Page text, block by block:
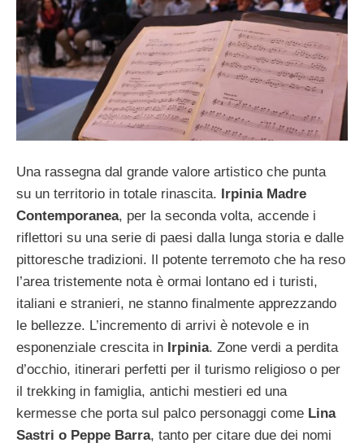
Una rassegna dal grande valore artistico che punta
su un territorio in totale rinascita.
Irpinia Madre
Contemporanea, per la seconda volta, accende i
riflettori su una serie di paesi dalla lunga storia e dalle
pittoresche tradizioni. Il potente terremoto che ha reso
l’area tristemente nota è ormai lontano ed i turisti,
italiani e stranieri, ne stanno finalmente apprezzando
le bellezze. L’incremento di arrivi è notevole e in
esponenziale crescita in Irpinia. Zone verdi a perdita
d’occhio, itinerari perfetti per il turismo religioso o per
il trekking in famiglia, antichi mestieri ed una
kermesse che porta sul palco personaggi come Lina
Sastri o Peppe Barra, tanto per citare due dei nomi